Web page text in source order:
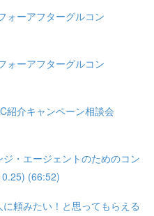
ォーアフターグルコン
ォーアフターグルコン
紹介キャンペーン相談会
・エージェントのためのコン
(66:52)
頼みたい！と思ってもらえる